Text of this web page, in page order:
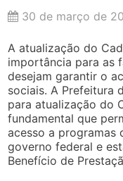
30 de março de
A atualização do
importância para as
desejam garantir o
sociais. A Prefeitura
para atualização do
fundamental que
acesso a programas
governo federal e
Benefício de